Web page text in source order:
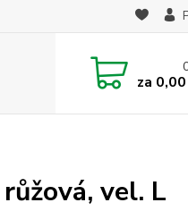
za
vel. L